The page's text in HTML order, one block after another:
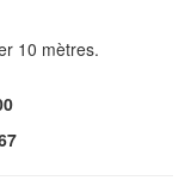
10 mètres.